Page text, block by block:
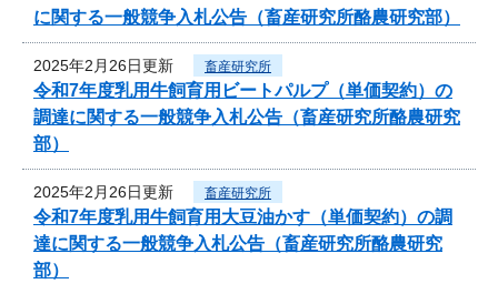
に関する一般競争入札公告（畜産研究所酪農研究部）
2025年2月26日更新 畜産研究所
令和7年度乳用牛飼育用ビートパルプ（単価契約）の
調達に関する一般競争入札公告（畜産研究所酪農研究
部）
2025年2月26日更新 畜産研究所
令和7年度乳用牛飼育用大豆油かす（単価契約）の調
達に関する一般競争入札公告（畜産研究所酪農研究
部）